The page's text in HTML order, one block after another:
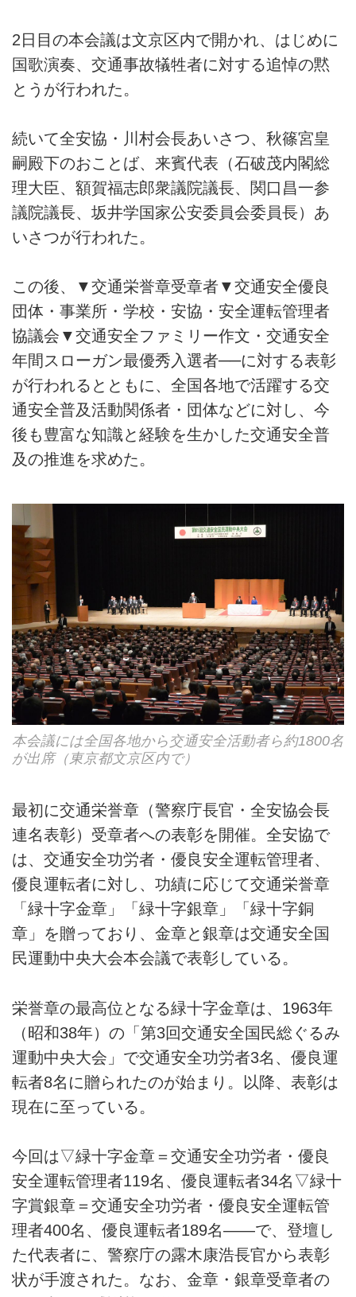
2日目の本会議は文京区内で開かれ、はじめに
国歌演奏、交通事故犠牲者に対する追悼の黙
とうが行われた。
続いて全安協・川村会長あいさつ、秋篠宮皇
嗣殿下のおことば、来賓代表（石破茂内閣総
理大臣、額賀福志郎衆議院議長、関口昌一参
議院議長、坂井学国家公安委員会委員長）あ
いさつが行われた。
この後、▼交通栄誉章受章者▼交通安全優良
団体・事業所・学校・安協・安全運転管理者
協議会▼交通安全ファミリー作文・交通安全
年間スローガン最優秀入選者──に対する表彰
が行われるとともに、全国各地で活躍する交
通安全普及活動関係者・団体などに対し、今
後も豊富な知識と経験を生かした交通安全普
及の推進を求めた。
本会議には全国各地から交通安全活動者ら約1800名
が出席（東京都文京区内で）
最初に交通栄誉章（警察庁長官・全安協会長
連名表彰）受章者への表彰を開催。全安協で
は、交通安全功労者・優良安全運転管理者、
優良運転者に対し、功績に応じて交通栄誉章
「緑十字金章」「緑十字銀章」「緑十字銅
章」を贈っており、金章と銀章は交通安全国
民運動中央大会本会議で表彰している。
栄誉章の最高位となる緑十字金章は、1963年
（昭和38年）の「第3回交通安全国民総ぐるみ
運動中央大会」で交通安全功労者3名、優良運
転者8名に贈られたのが始まり。以降、表彰は
現在に至っている。
今回は▽緑十字金章＝交通安全功労者・優良
安全運転管理者119名、優良運転者34名▽緑十
字賞銀章＝交通安全功労者・優良安全運転管
理者400名、優良運転者189名——で、登壇し
た代表者に、警察庁の露木康浩長官から表彰
状が手渡された。なお、金章・銀章受章者の